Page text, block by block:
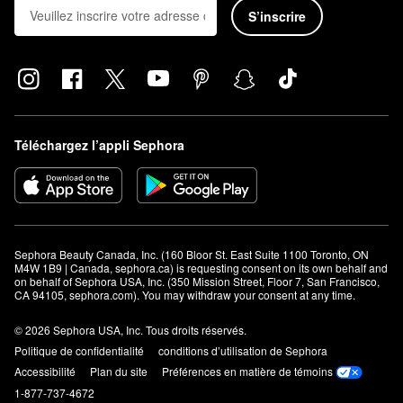
S’inscrire
Téléchargez l’appli Sephora
Sephora Beauty Canada, Inc. (160 Bloor St. East Suite 1100 Toronto, ON
M4W 1B9 | Canada, sephora.ca) is requesting consent on its own behalf and
on behalf of Sephora USA, Inc. (350 Mission Street, Floor 7, San Francisco,
CA 94105, sephora.com). You may withdraw your consent at any time.
© 2026 Sephora USA, Inc. Tous droits réservés.
Politique de confidentialité
conditions d’utilisation de Sephora
Accessibilité
Plan du site
Préférences en matière de témoins
1-877-737-4672